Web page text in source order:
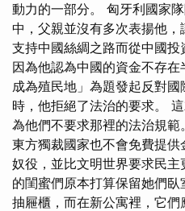
動力的一部分。 匈牙利國家
中，父親並沒有多次表揚他
支持中國絲綢之路而從中國投
因為他認為中國的資金不存
成為殖民地」為題發起反對
時，他拒絕了法治的要求。
為他們不要求那裡的法治規
東方獨裁國家也不會免費提
奴役，並比文明世界要求民
的閨蜜們原本打算保留她們
抽屜櫃，而在新公寓裡，它